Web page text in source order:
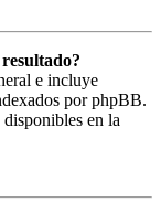
e incluye
por phpBB.
en la